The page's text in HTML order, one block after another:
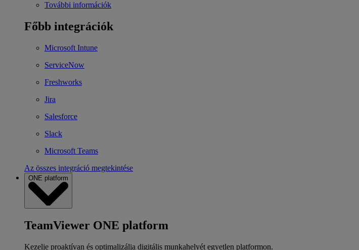
További információk
Főbb integrációk
Microsoft Intune
ServiceNow
Freshworks
Jira
Salesforce
Slack
Microsoft Teams
Az összes integráció megtekintése
ONE platform
TeamViewer ONE platform
Kezelje proaktívan és optimalizálja digitális munkahelyét egyetlen platformon.